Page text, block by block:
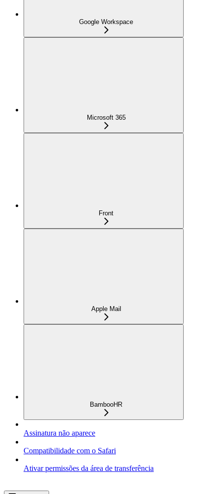
Google Workspace
Microsoft 365
Front
Apple Mail
BambooHR
Assinatura não aparece
Compatibilidade com o Safari
Ativar permissões da área de transferência